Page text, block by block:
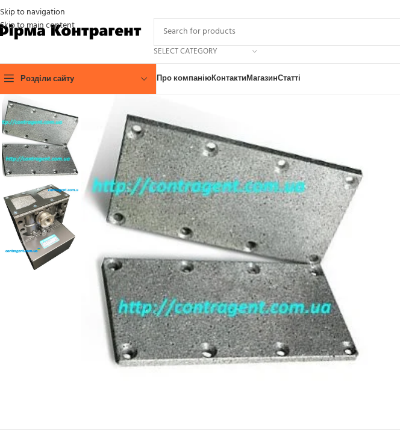
Skip to navigation
Skip to main content
SELECT CATEGORY
Розділи сайту Про компаніюКонтактиМагазинСтатті